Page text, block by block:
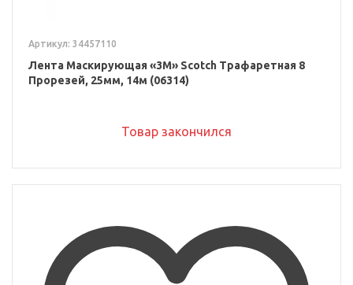
Артикул: 34457110
Лента Маскирующая «3M» Scotch Трафаретная 8
Прорезей, 25мм, 14м (06314)
Товар закончился